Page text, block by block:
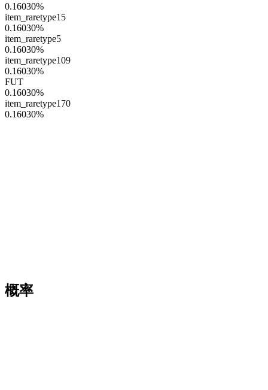
0.16030%
item_raretype15
0.16030%
item_raretype5
0.16030%
item_raretype109
0.16030%
FUT
0.16030%
item_raretype170
0.16030%
概率